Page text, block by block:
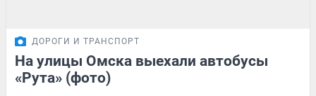
ДОРОГИ И ТРАНСПОРТ
На улицы Омска выехали автобусы
«Рута» (фото)